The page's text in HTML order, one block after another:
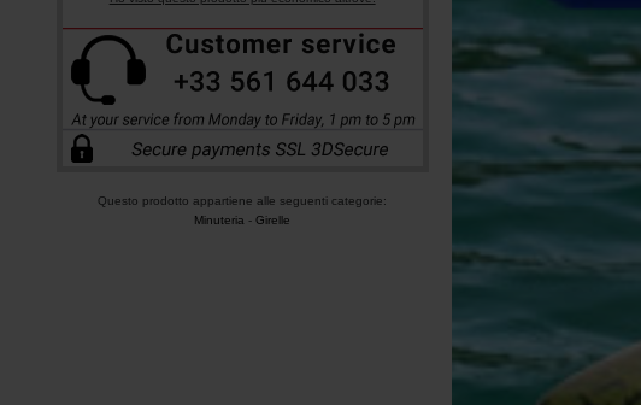
Questo prodotto appartiene alle seguenti categorie:
Minuteria -Girelle